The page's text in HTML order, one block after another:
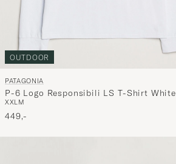
OUTDOOR
PATAGONIA
P-6 Logo Responsibili LS T-Shirt White
XXLM
449,-